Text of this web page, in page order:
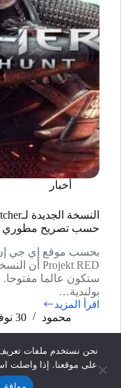
أخبار
حسب تصريح مطوري
بولندية…
اقرأ المزيد
النسخة
الجديدة
لـThe
ستكون
عالما
محمود 30 نوفمبر، 2022
نحن نستخدم ملفات تعريف
على موقعنا. إذا واصلت
موافق